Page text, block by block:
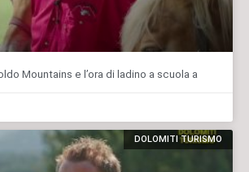
Mountains e l’ora di ladino a scuola a
DOLOMITI TURISMO